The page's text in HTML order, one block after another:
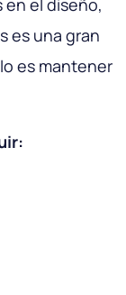
el diseño,
es una gran
es mantener